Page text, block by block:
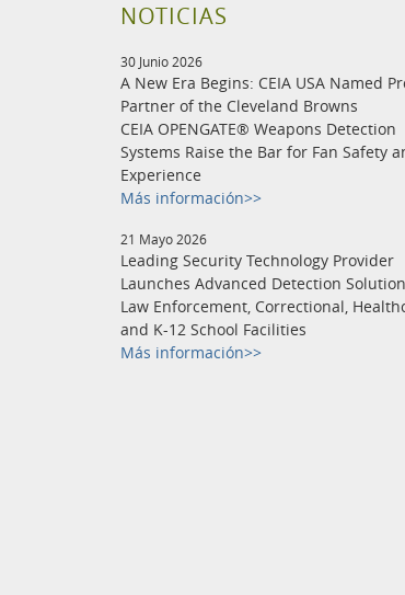
NOTICIAS
30 Junio 2026
A New Era Begins: CEIA USA Named
Partner of the Cleveland Browns
CEIA OPENGATE® Weapons Detection
Systems Raise the Bar for Fan Safety
Experience
Más información>>
21 Mayo 2026
Leading Security Technology Provider
Launches Advanced Detection
Law Enforcement, Correctional,
and K-12 School Facilities
Más información>>